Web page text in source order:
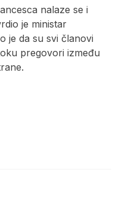
nalaze se i
je ministar
je da su svi članovi
pregovori između